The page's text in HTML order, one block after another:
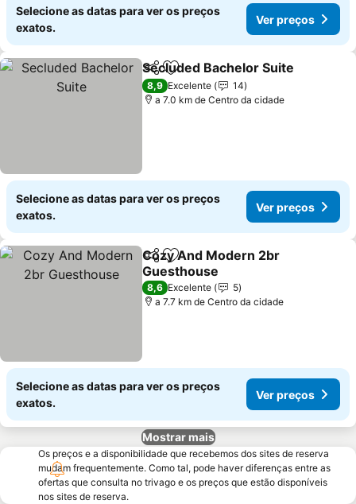
Selecione as datas para ver os preços
exatos.
Ver preços
PartilharAdicionar aos favoritos
Secluded Bachelor Suite
8,9 Excelente
14
a 7.0 km de Centro da cidade
Selecione as datas para ver os preços
exatos.
Ver preços
PartilharAdicionar aos favoritos
Cozy And Modern 2br
Guesthouse
Ver preços
8,6 Excelente
5
a 7.7 km de Centro da cidade
Selecione as datas para ver os preços
exatos.
Ver preços
Mostrar mais
Os preços e a disponibilidade que recebemos dos sites de reserva
mudam frequentemente. Como tal, pode haver diferenças entre as
ofertas que consulta no trivago e os preços que estão disponíveis
nos sites de reserva.